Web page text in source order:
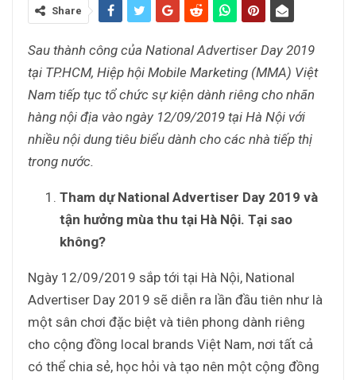
Share
Sau thành công của National Advertiser Day 2019
tại TP.HCM, Hiệp hội Mobile Marketing (MMA) Việt
Nam tiếp tục tổ chức sự kiện dành riêng cho nhãn
hàng nội địa vào ngày 12/09/2019 tại Hà Nội với
nhiều nội dung tiêu biểu dành cho các nhà tiếp thị
trong nước.
Tham dự National Advertiser Day 2019 và
tận hưởng mùa thu tại Hà Nội. Tại sao
không?
Ngày 12/09/2019 sắp tới tại Hà Nội, National
Advertiser Day 2019 sẽ diễn ra lần đầu tiên như là
một sân chơi đặc biệt và tiên phong dành riêng
cho cộng đồng local brands Việt Nam, nơi tất cả
có thể chia sẻ, học hỏi và tạo nên một cộng đồng